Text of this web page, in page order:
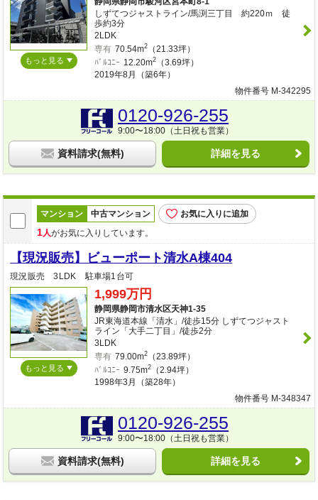
もっと見る
しずてつジャストライン/馬渕三丁目 約220ｍ 徒
歩約3分
2LDK
専有 70.54m2（21.33坪）
ﾊﾞﾙｺﾆｰ 12.20m2（3.69坪）
2019年8月（築6年）
物件番号 M-342295
0120-926-255
9:00〜18:00（土日祝も営業）
資料請求(無料) 詳細を見る
マンション 中古マンション お気に入りに追加
1人がお気に入りしています。
【現況販売】ビューポート清水A棟404
現況販売 3LDK 駐車場1台可
もっと見る
1,999万円
静岡県静岡市清水区天神1-35
JR東海道本線「清水」/徒歩15分 しずてつジャスト
ライン「大手二丁目」/徒歩2分
3LDK
専有 79.00m2（23.89坪）
ﾊﾞﾙｺﾆｰ 9.75m2（2.94坪）
1998年3月（築28年）
物件番号 M-348347
0120-926-255
9:00〜18:00（土日祝も営業）
資料請求(無料) 詳細を見る